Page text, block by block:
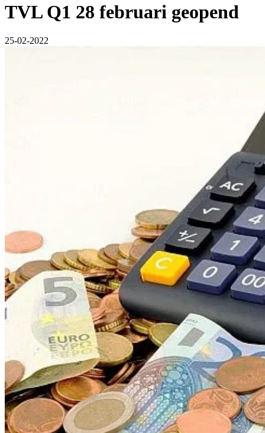
TVL Q1 28 februari geopend
25-02-2022